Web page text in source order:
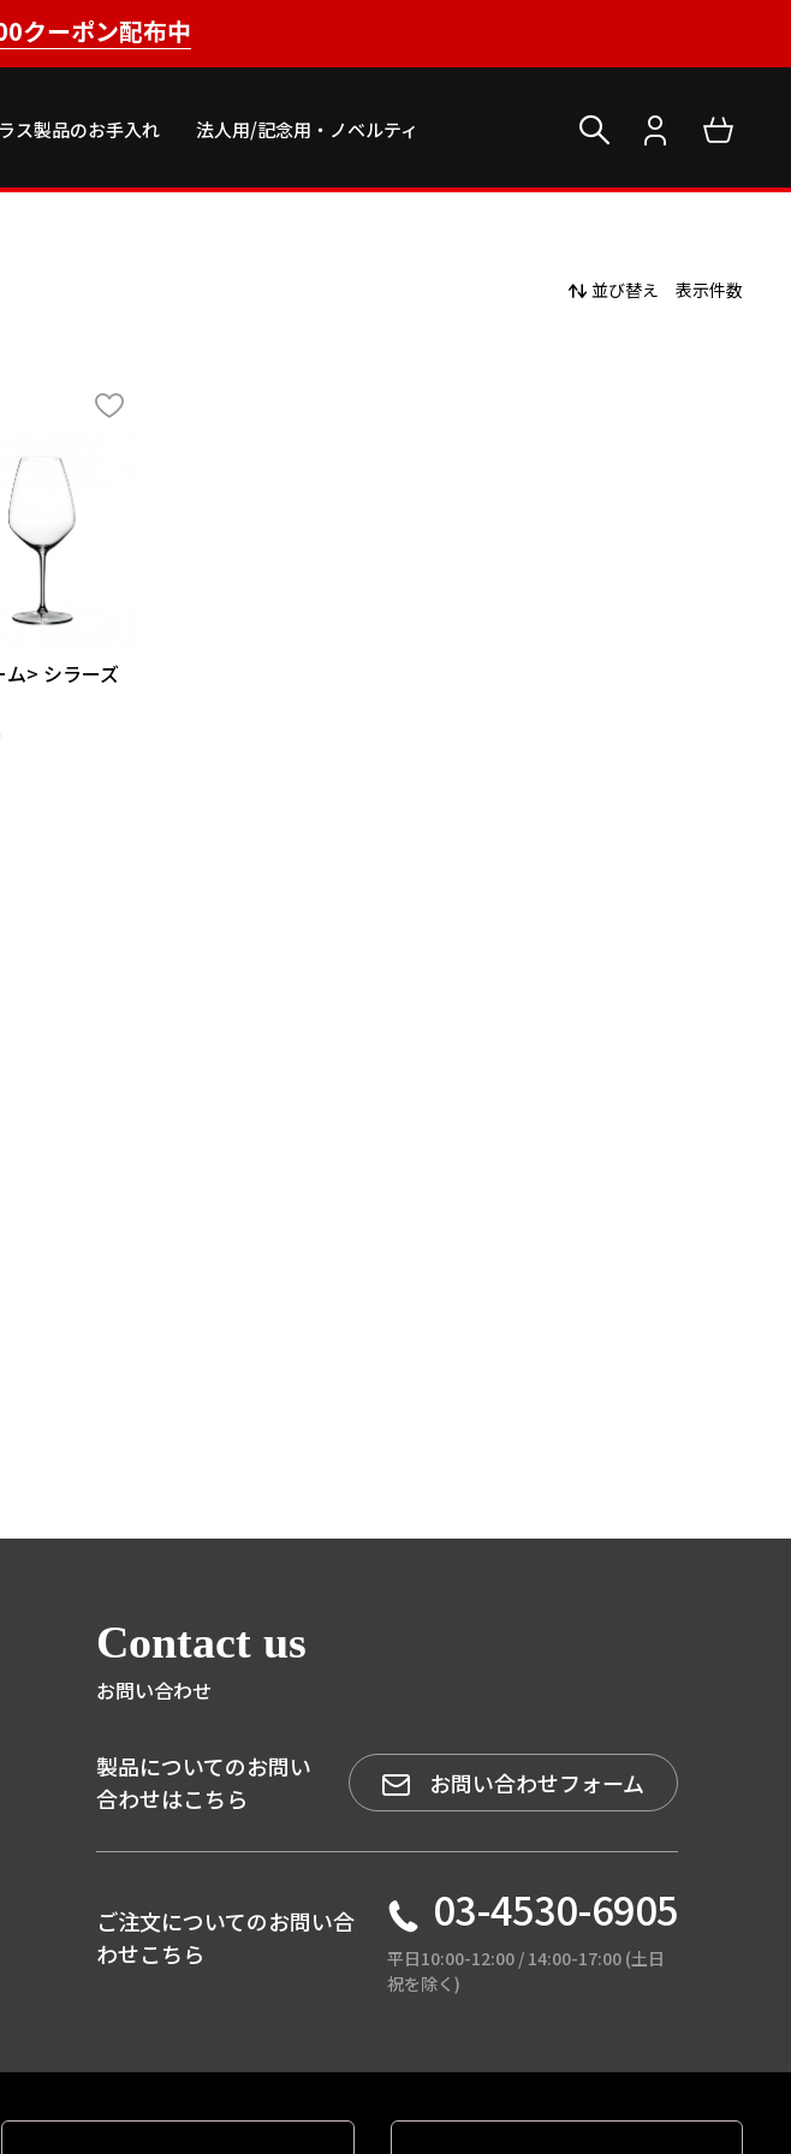
クーポン配布中
ス製品のお手入れ 法人用/記念用・ノベルティ
並び替え 表示件数
> シラーズ
Contact us
お問い合わせ
製品についてのお問い
合わせはこちら
お問い合わせフォーム
ご注文についてのお問い合
わせこちら
03-4530-6905
平日10:00-12:00 / 14:00-17:00 (土日
祝を除く)